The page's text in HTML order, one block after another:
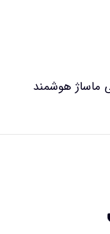
وصل شد
هوشمند